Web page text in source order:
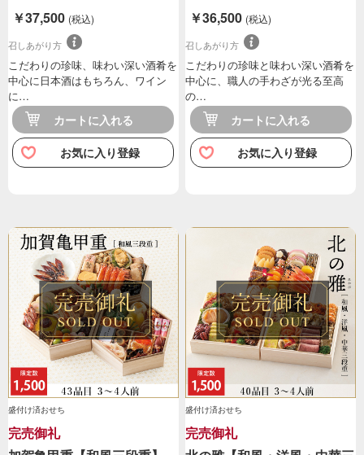
￥37,500 (税込)
召しあがり方
こだわりの珍味、味わい深い酒肴を
中心に日本酒はもちろん、ワイン
に…
カートに入れる
お気に入り登録
￥36,500 (税込)
召しあがり方
こだわりの珍味と味わい深い酒肴を
中心に、職人の手わざが光る至高
の…
カートに入れる
お気に入り登録
盛付け済おせち
完売御礼
盛付け済おせち
完売御礼